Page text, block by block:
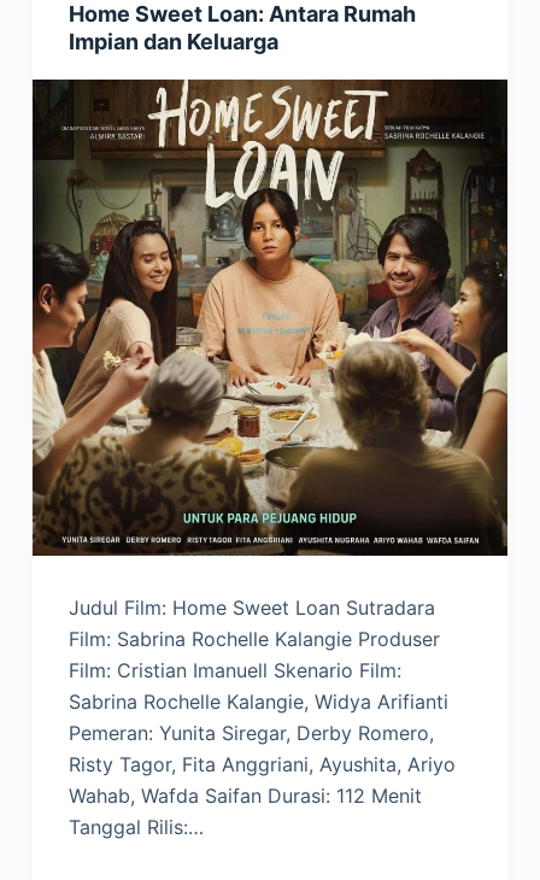
Home Sweet Loan: Antara Rumah
Impian dan Keluarga
Judul Film: Home Sweet Loan Sutradara
Film: Sabrina Rochelle Kalangie Produser
Film: Cristian Imanuell Skenario Film:
Sabrina Rochelle Kalangie, Widya Arifianti
Pemeran: Yunita Siregar, Derby Romero,
Risty Tagor, Fita Anggriani, Ayushita, Ariyo
Wahab, Wafda Saifan Durasi: 112 Menit
Tanggal Rilis:…